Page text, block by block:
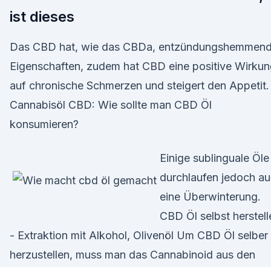
ist dieses
Das CBD hat, wie das CBDa,
Eigenschaften, zudem hat CBD eine positive
auf chronische Schmerzen und steigert den Appetit.
Cannabisöl CBD: Wie sollte man CBD Öl
konsumieren?
Einige sublinguale Öle
durchlaufen jedoch
eine Überwinterung.
CBD Öl selbst
- Extraktion mit Alkohol, Olivenöl Um CBD Öl selber
herzustellen, muss man das Cannabinoid aus den